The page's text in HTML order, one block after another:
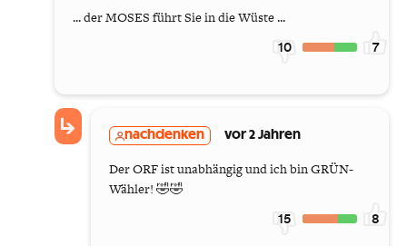
... der MOSES führt Sie in die Wüste ...
10 7
nachdenken vor 2 Jahren
Der ORF ist unabhängig und ich bin GRÜN-
Wähler! 🤣🤣
15 8